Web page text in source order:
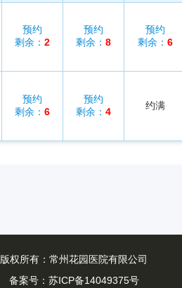
预约
剩余： 2
预约
剩余： 8
预约
剩余： 6
预约
剩余： 6
预约
剩余： 4
约满
版权所有：常州花园医院有限公司
备案号： 苏ICP备14049375号